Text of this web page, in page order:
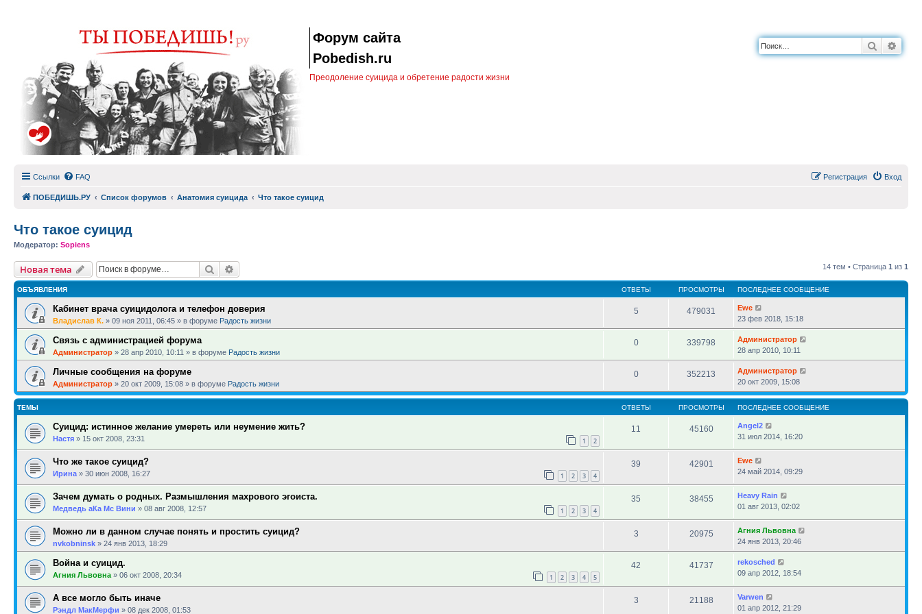
Форум сайта
Pobedish.ru
Преодоление суицида и обретение радости жизни
Поиск
Ссылки FAQ Вход
Регистрация
ПОБЕДИШЬ.РУ Список форумов Анатомия суицида Что такое суицид
Что такое суицид
Модератор: Sopiens
Новая тема Поиск 14 тем • Страница 1 из 1
ОБЪЯВЛЕНИЯ ОТВЕТЫ ПРОСМОТРЫ ПОСЛЕДНЕЕ СООБЩЕНИЕ
Кабинет врача суицидолога и телефон доверия
Владислав К. » 09 ноя 2011, 06:45 » в форуме Радость жизни
5 479031
Ewe
23 фев 2018, 15:18
Связь с администрацией форума
Администратор » 28 апр 2010, 10:11 » в форуме Радость жизни
0 339798
Администратор
28 апр 2010, 10:11
Личные сообщения на форуме
Администратор » 20 окт 2009, 15:08 » в форуме Радость жизни
0 352213
Администратор
20 окт 2009, 15:08
ТЕМЫ ОТВЕТЫ ПРОСМОТРЫ ПОСЛЕДНЕЕ СООБЩЕНИЕ
Суицид: истинное желание умереть или неумение жить?
Настя » 15 окт 2008, 23:31 1 2
11 45160
Angel2
31 июл 2014, 16:20
Что же такое суицид?
Ирина » 30 июн 2008, 16:27 1 2 3 4
39 42901
Ewe
24 май 2014, 09:29
Зачем думать о родных. Размышления махрового эгоиста.
Медведь аКа Мс Вини » 08 авг 2008, 12:57 1 2 3 4
35 38455
Heavy Rain
01 авг 2013, 02:02
Можно ли в данном случае понять и простить суицид?
nvkobninsk » 24 янв 2013, 18:29
3 20975
Агния Львовна
24 янв 2013, 20:46
Война и суицид.
Агния Львовна » 06 окт 2008, 20:34 1 2 3 4 5
42 41737
rekosched
09 апр 2012, 18:54
А все могло быть иначе
Рэндл МакМерфи » 08 дек 2008, 01:53
3 21188
Varwen
01 апр 2012, 21:29